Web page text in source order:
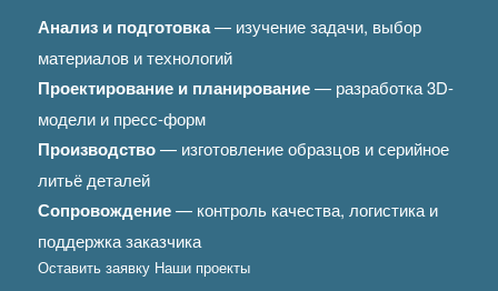
Анализ и подготовка— изучение задачи, выбор
материалов и технологий
Проектирование и планирование— разработка 3D-
модели и пресс-форм
Производство— изготовление образцов и серийное
литьё деталей
Сопровождение— контроль качества, логистика и
поддержка заказчика
Оставить заявку Наши проекты